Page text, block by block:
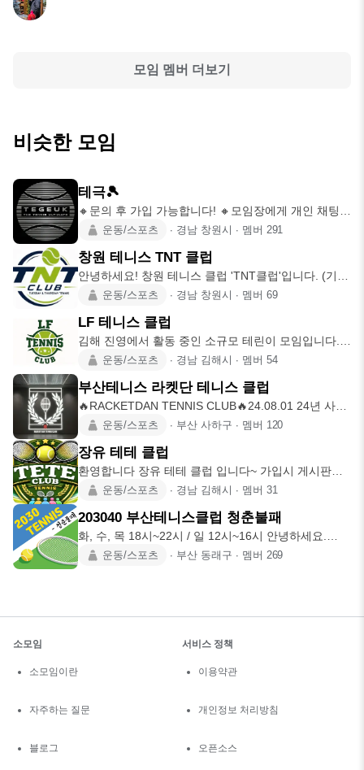
모임 멤버 더보기
비슷한 모임
테극🎾
🔸️문의 후 가입 가능합니다! 🔸️모임장에게 개인 채팅
남겨주세요! 🔸️
운동/스포츠 ∙ 경남 창원시 ∙ 멤버 291
창원 테니스 TNT 클럽
안녕하세요! 창원 테니스 클럽 'TNT클럽'입니다. (기존
무임승차클럽에
운동/스포츠 ∙ 경남 창원시 ∙ 멤버 69
LF 테니스 클럽
김해 진영에서 활동 중인 소규모 테린이 모임입니다.
현재 활동하는 인원은
운동/스포츠 ∙ 경남 김해시 ∙ 멤버 54
부산테니스 라켓단 테니스 클럽
🔥RACKETDAN TENNIS CLUB🔥24.08.01 24년 사상
운동/스포츠 ∙ 부산 사하구 ∙ 멤버 120
장유 테테 클럽
환영합니다 장유 테테 클럽 입니다~ 가입시 게시판에
가입인사 작성해주세
운동/스포츠 ∙ 경남 김해시 ∙ 멤버 31
203040 부산테니스클럽 청춘불패
화, 수, 목 18시~22시 / 일 12시~16시 안녕하세요.
2030운동/스포츠 ∙ 부산 동래구 ∙ 멤버 269
소모임
소모임이란
자주하는 질문
블로그
서비스 정책
이용약관
개인정보 처리방침
오픈소스